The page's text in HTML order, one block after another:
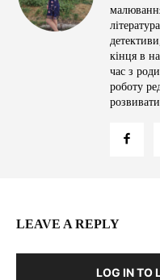
кінця в
час з
роботу
LEAVE A REPLY
LOG IN TO